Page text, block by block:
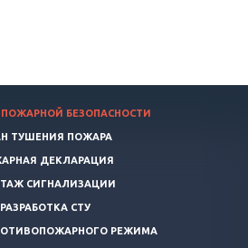
БЕЗОПАСНОСТИ
ТУШЕНИЯ ПОЖАРА
ДЕКЛАРАЦИЯ
СИГНАЛИЗАЦИИ
РАЗРАБОТКА СТУ
РЕЖИМА